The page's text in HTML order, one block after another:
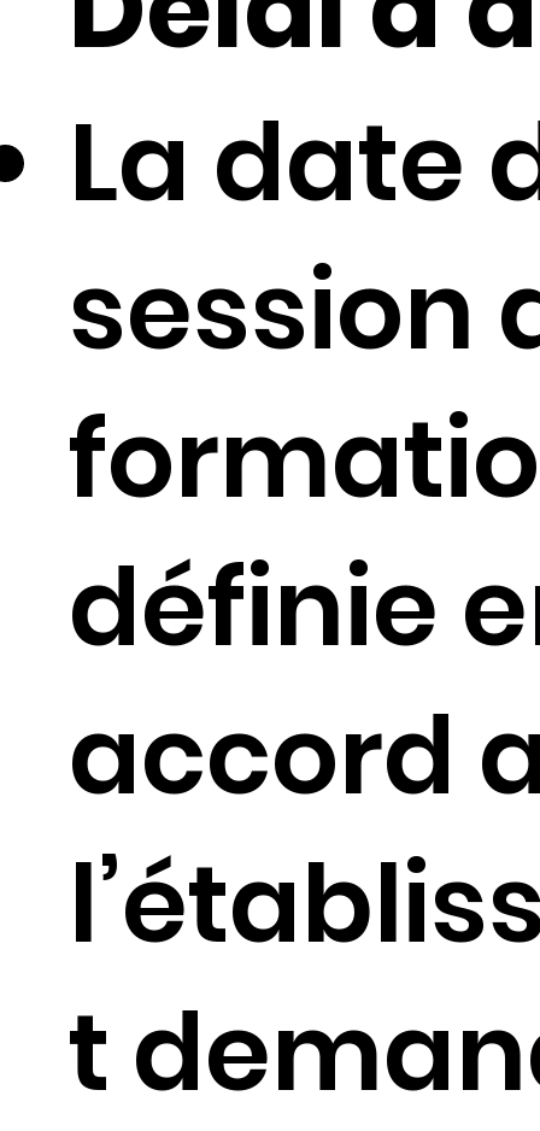
La date
session
définie
accord
t